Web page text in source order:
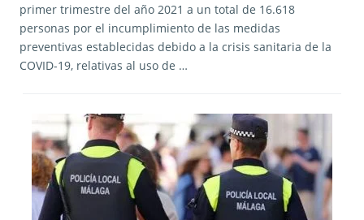
primer trimestre del año 2021 a un total de 16.618
personas por el incumplimiento de las medidas
preventivas establecidas debido a la crisis sanitaria de la
COVID-19, relativas al uso de …